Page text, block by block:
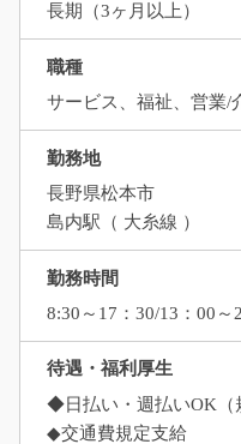
長期（3ヶ月以上）
職種
サービス、福祉、営業/
勤務地
長野県松本市
島内駅（ 大糸線 ）
勤務時間
8:30～17：30/13：00～
待遇・福利厚生
◆日払い・週払いOK（
◆交通費規定支給